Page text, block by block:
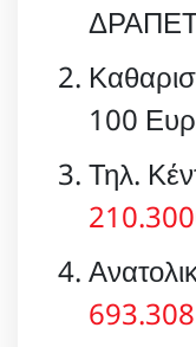
100
Τηλ.